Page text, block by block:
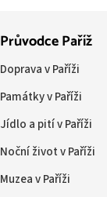
Průvodce Paříž
Doprava v Paříži
Památky v Paříži
Jídlo a pití v Paříži
Noční život v Paříži
Muzea v Paříži